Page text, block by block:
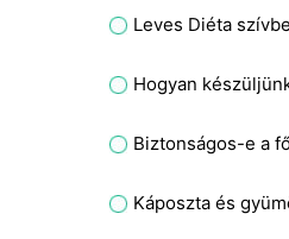
Leves Diéta
Hogyan
Biztonságos-e a
Káposzta és